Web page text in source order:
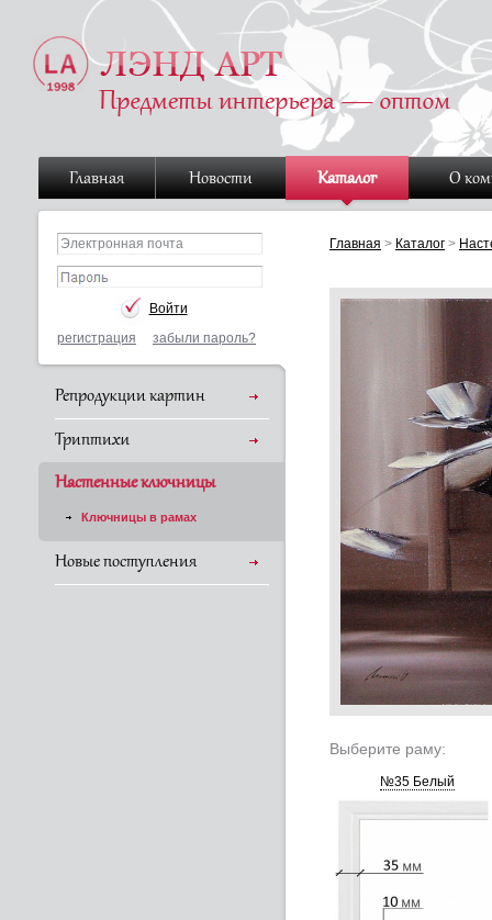
Главная Новости Каталог О
регистрация забыли пароль?
Репродукции картин
Триптихи
Настенные ключницы
Ключницы в рамах
Новые поступления
Главная > Каталог >
Выберите раму:
№35 Белый